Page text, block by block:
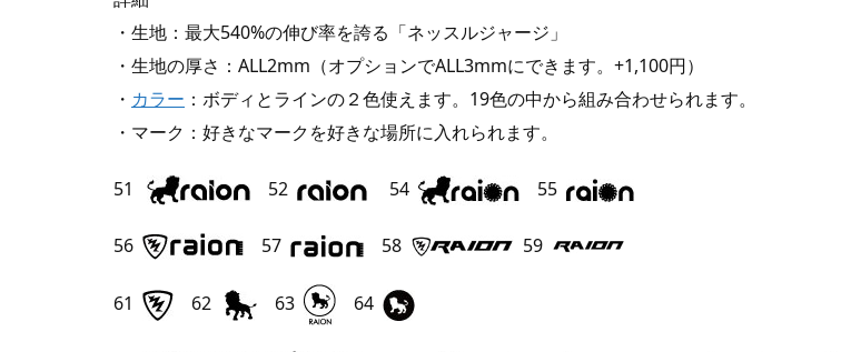
・生地：最大540%の伸び率を誇る「ネッスルジャージ」
・生地の厚さ：ALL2mm（オプションでALL3mmにできます。+1,100円）
・ カラー ：ボディとラインの２色使えます。19色の中から組み合わせられます。
・マーク：好きなマークを好きな場所に入れられます。
51 52 54 55
56 57 58 59
61 62 63 64